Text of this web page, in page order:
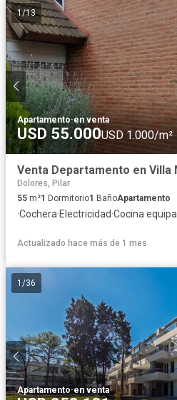
1/13
Apartamento·en venta
USD 55.000USD 1.000/m²
Venta Departamento en Villa
Dolores, Pilar
55 m²1 Dormitorio1 BañoApartamento
·Cochera·Electricidad·Cocina
Actualizado hace más de 1 mes
1 /36
Apartamento·en venta